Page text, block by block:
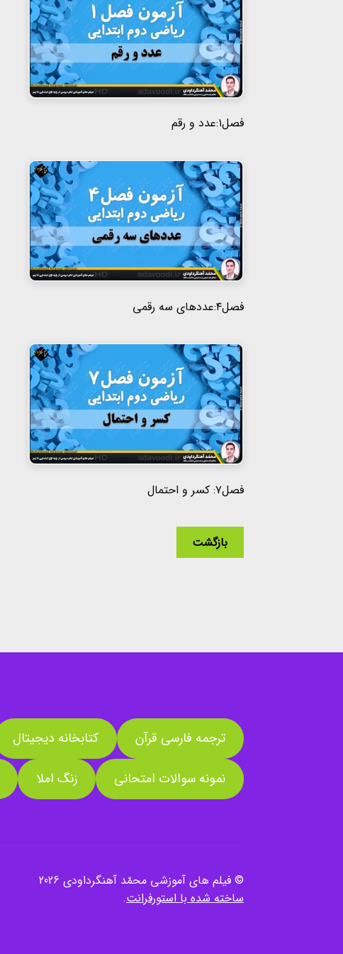
فصل۱:عدد و رقم
فصل۴:عددهای سه رقمی
فصل۷: کسر و احتمال
بازگشت
ترجمه فارسی قرآن کتابخانه دیجیتال
نمونه سوالات امتحانی زنگ املا
© فیلم های آموزشی محمّد آهنگرداودی 2026
ساخته شده با استورفرانت.